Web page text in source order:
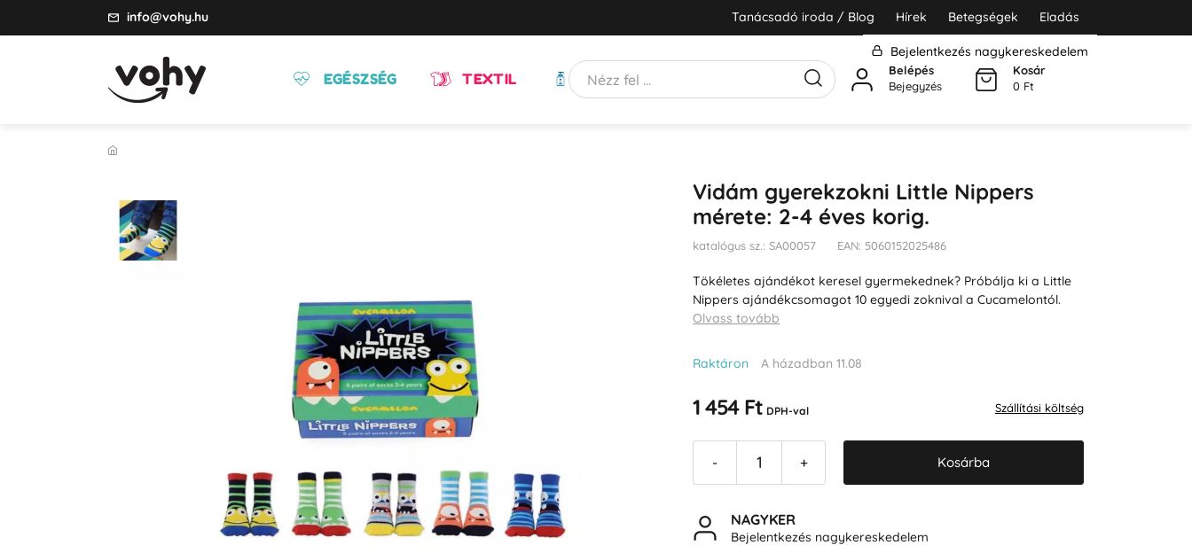
info@vohy.hu Tanácsadó iroda / Blog Hírek Betegségek Eladás
Bejelentkezés nagykereskedelem
EGÉSZSÉG TEXTIL HIGIÉNIA
Belépés
Bejegyzés
Kosár
0 Ft
Vidám gyerekzokni Little Nippers
mérete: 2-4 éves korig.
katalógus sz.: SA00057 EAN: 5060152025486
Tökéletes ajándékot keresel gyermekednek? Próbálja ki a Little
Nippers ajándékcsomagot 10 egyedi zoknival a Cucamelontól.
Olvass tovább
Raktáron A házadban 11.08
1 454 Ft DPH-val Szállítási költség
- + Kosárba
NAGYKER
Bejelentkezés nagykereskedelem